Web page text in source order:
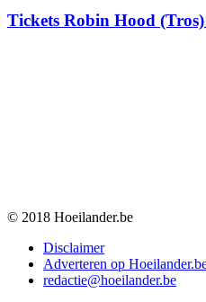
Tickets Robin Hood
© 2018 Hoeilander.be
Disclaimer
Adverteren op
redactie@hoeilander.be